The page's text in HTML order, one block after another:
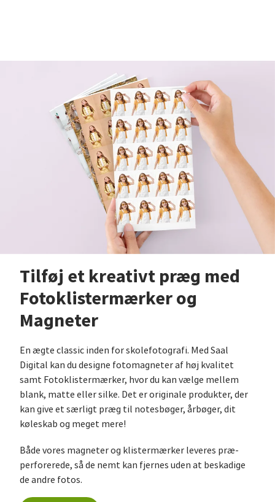
Tilføj et kreativt præg med
Fotoklistermærker og
Magneter
En ægte classic inden for skolefotografi. Med Saal
Digital kan du designe fotomagneter af høj kvalitet
samt Fotoklistermærker, hvor du kan vælge mellem
blank, matte eller silke. Det er originale produkter, der
kan give et særligt præg til notesbøger, årbøger, dit
køleskab og meget mere!
Både vores magneter og klistermærker leveres præ-
perforerede, så de nemt kan fjernes uden at beskadige
de andre fotos.